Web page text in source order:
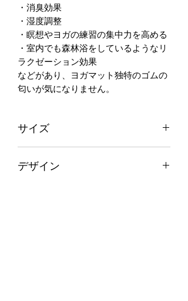
・消臭効果
・湿度調整
・瞑想やヨガの練習の集中力を高める
・室内でも森林浴をしているようなリ
ラクゼーション効果
などがあり、ヨガマット独特のゴムの
匂いが気になりません。
サイズ
厚み 6
デザイン